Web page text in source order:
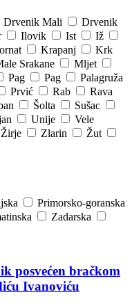
Drvenik Mali
Drvenik
Ilovik Ist
Iž
Krapanj
Krk
Srakane
Mljet
Pag Pag
Palagruža
Prvić Rab
Rava
Šolta
Sušac
Unije
Vele
Žirje Zlarin
Žut
Primorsko-goranska
Zadarska
posvećen bračkom
Ivanoviću